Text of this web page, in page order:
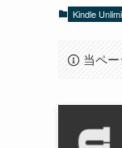
Kindle
当ペ